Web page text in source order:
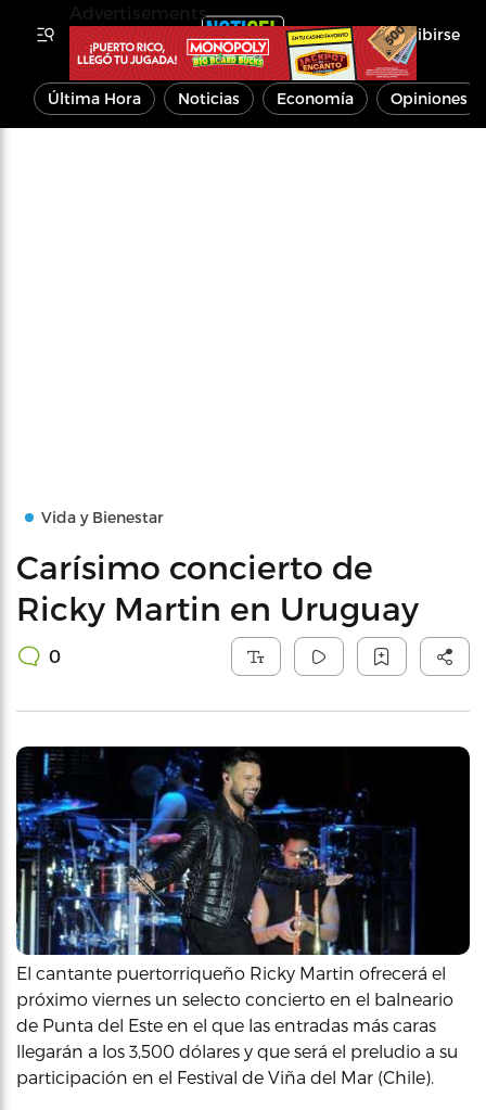
Inscribirse
Última Hora Noticias Economía Opiniones
Vida y Bienestar
Carísimo concierto de
Ricky Martin en Uruguay
0
El cantante puertorriqueño Ricky Martin ofrecerá el
próximo viernes un selecto concierto en el balneario
de Punta del Este en el que las entradas más caras
llegarán a los 3,500 dólares y que será el preludio a su
participación en el Festival de Viña del Mar (Chile).
Advertisements